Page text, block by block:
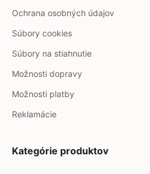
Ochrana osobných údajov
Súbory cookies
Súbory na stiahnutie
Možnosti dopravy
Možnosti platby
Reklamácie
Kategórie produktov